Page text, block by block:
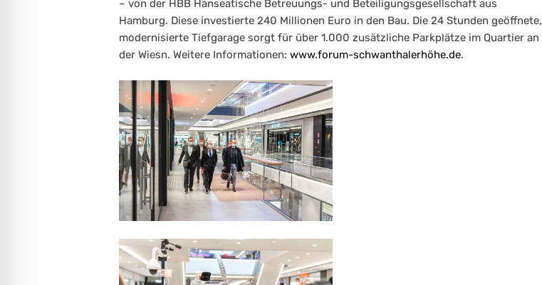
– von der HBB Hanseatische Betreuungs- und Beteiligungsgesellschaft aus
Hamburg. Diese investierte 240 Millionen Euro in den Bau. Die 24 Stunden geöffnete,
modernisierte Tiefgarage sorgt für über 1.000 zusätzliche Parkplätze im Quartier an
der Wiesn. Weitere Informationen:www.forum-schwanthalerhöhe.de.